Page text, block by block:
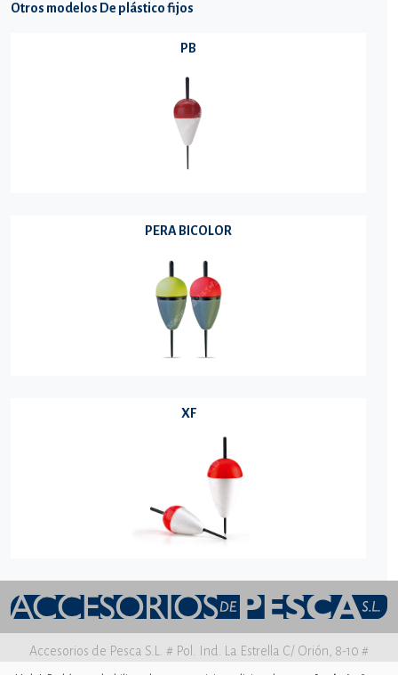
Otros modelos De plástico fijos
PB
PERA BICOLOR
XF
Accesorios de Pesca S.L. # Pol. Ind. La Estrella C/ Orión, 8-10 #
30500 MOLINA DE SEGURA Murcia